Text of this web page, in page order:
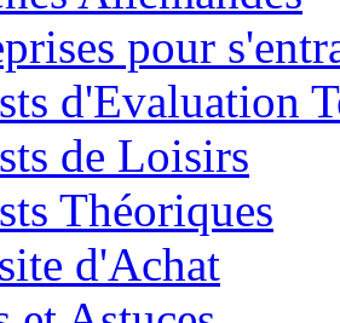
pour
d'Evaluation
de Loisirs
Théoriques
d'Achat